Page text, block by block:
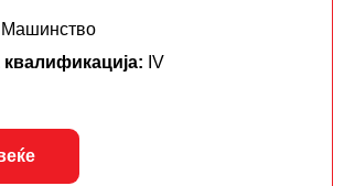
Машинство
IV